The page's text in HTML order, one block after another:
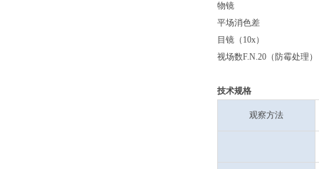
物镜
平场消色差
目镜（10x）
视场数F.N.20（防霉处理）
技术规格
观察方法